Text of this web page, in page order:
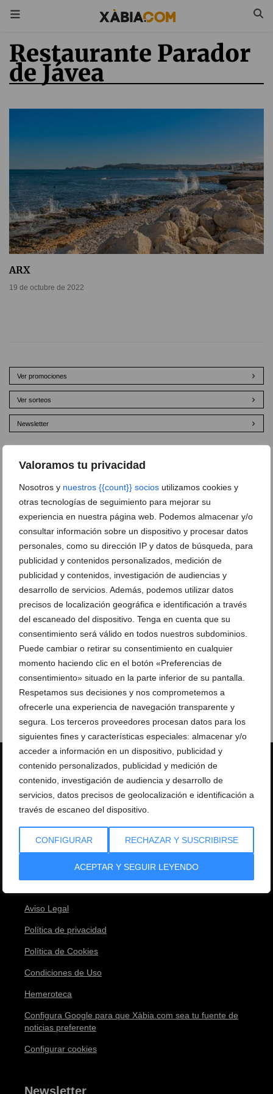
Valoramos tu privacidad
Nosotros y nuestros {{count}} socios utilizamos cookies y
otras tecnologías de seguimiento para mejorar su
experiencia en nuestra página web. Podemos almacenar y/o
consultar información sobre un dispositivo y procesar datos
personales, como su dirección IP y datos de búsqueda, para
publicidad y contenidos personalizados, medición de
publicidad y contenidos, investigación de audiencias y
desarrollo de servicios. Además, podemos utilizar datos
precisos de localización geográfica e identificación a través
del escaneado del dispositivo. Tenga en cuenta que su
consentimiento será válido en todos nuestros subdominios.
Puede cambiar o retirar su consentimiento en cualquier
momento haciendo clic en el botón «Preferencias de
consentimiento» situado en la parte inferior de su pantalla.
Respetamos sus decisiones y nos comprometemos a
ofrecerle una experiencia de navegación transparente y
segura. Los terceros proveedores procesan datos para los
siguientes fines y características especiales: almacenar y/o
acceder a información en un dispositivo, publicidad y
contenido personalizados, publicidad y medición de
contenido, investigación de audiencia y desarrollo de
servicios, datos precisos de geolocalización e identificación a
través de escaneo del dispositivo.
CONFIGURAR RECHAZAR Y SUSCRIBIRSE
ACEPTAR Y SEGUIR LEYENDO
Restaurante Parador
de Jávea
ARX
19 de octubre de 2022
Ver promociones
Ver sorteos
Newsletter
Estadísticas
Envíanos tu noticia
Aviso Legal
Política de privacidad
Política de Cookies
Condiciones de Uso
Hemeroteca
Configura Google para que Xàbia.com sea tu fuente de
noticias preferente
Configurar cookies
Newsletter